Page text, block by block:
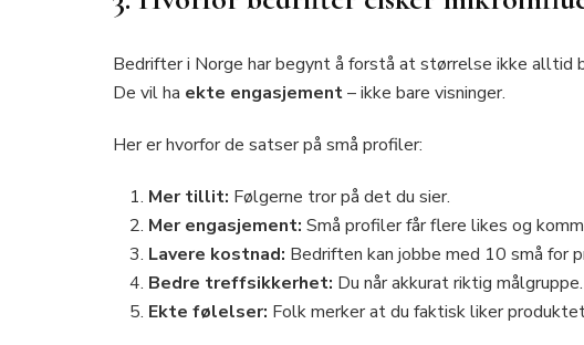
Bedrifter i Norge har begynt å forstå at størrelse ikke alltid
De vil ha ekte engasjement– ikke bare visninger.
Her er hvorfor de satser på små profiler:
Mer tillit: Følgerne tror på det du sier.
Mer engasjement: Små profiler får flere likes og
Lavere kostnad: Bedriften kan jobbe med 10 små for
Bedre treffsikkerhet: Du når akkurat riktig målgruppe.
Ekte følelser: Folk merker at du faktisk liker